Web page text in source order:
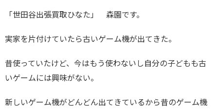
「世田谷出張買取ひなた」 森園です。
実家を片付けていたら古いゲーム機が出てきた。
昔使っていたけど、今はもう使わないし自分の子どもも古
いゲームには興味がない。
新しいゲーム機がどんどん出てきているから昔のゲーム機